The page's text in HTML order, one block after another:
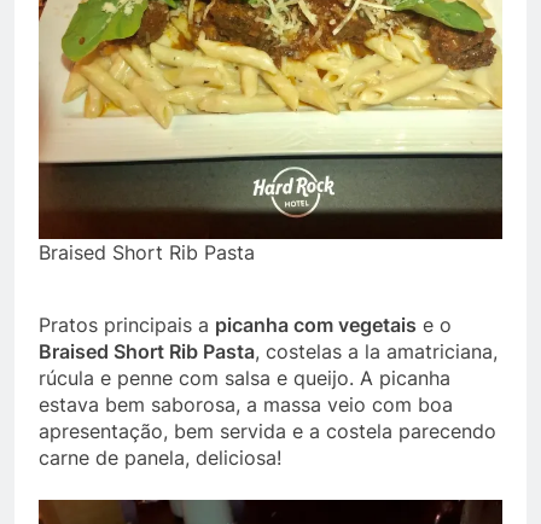
Braised Short Rib Pasta
Pratos principais a picanha com vegetais e o
Braised Short Rib Pasta, costelas a la amatriciana,
rúcula e penne com salsa e queijo. A picanha
estava bem saborosa, a massa veio com boa
apresentação, bem servida e a costela parecendo
carne de panela, deliciosa!